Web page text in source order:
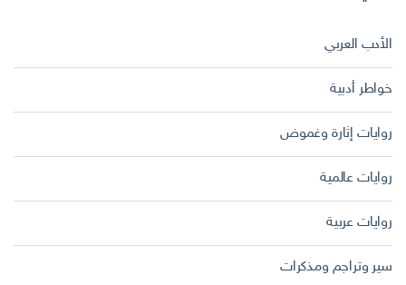
الأدب العربي
خواطر أدبية
روايات إثارة وغموض
روايات عالمية
روايات عربية
سير وتراجم ومذكرات